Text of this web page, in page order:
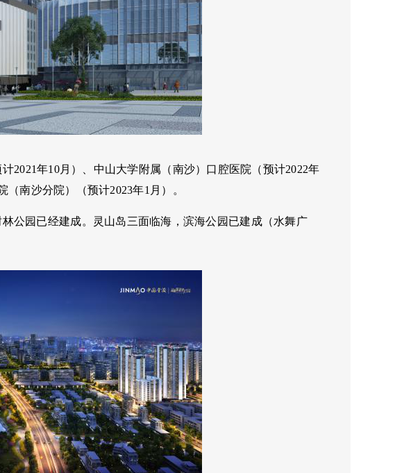
计2021年10月）、中山大学附属（南沙）口腔医院（预计2022年
（南沙分院）（预计2023年1 月）。
公园已经建成。灵山岛三面临海，滨海公园已建成（水舞广